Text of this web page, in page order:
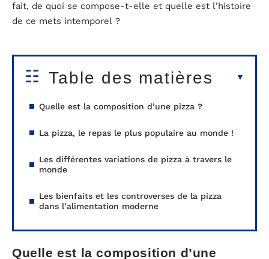
fait, de quoi se compose-t-elle et quelle est l’histoire
de ce mets intemporel ?
Table des matières
Quelle est la composition d’une pizza ?
La pizza, le repas le plus populaire au monde !
Les différentes variations de pizza à travers le
monde
Les bienfaits et les controverses de la pizza
dans l’alimentation moderne
Quelle est la composition d’une